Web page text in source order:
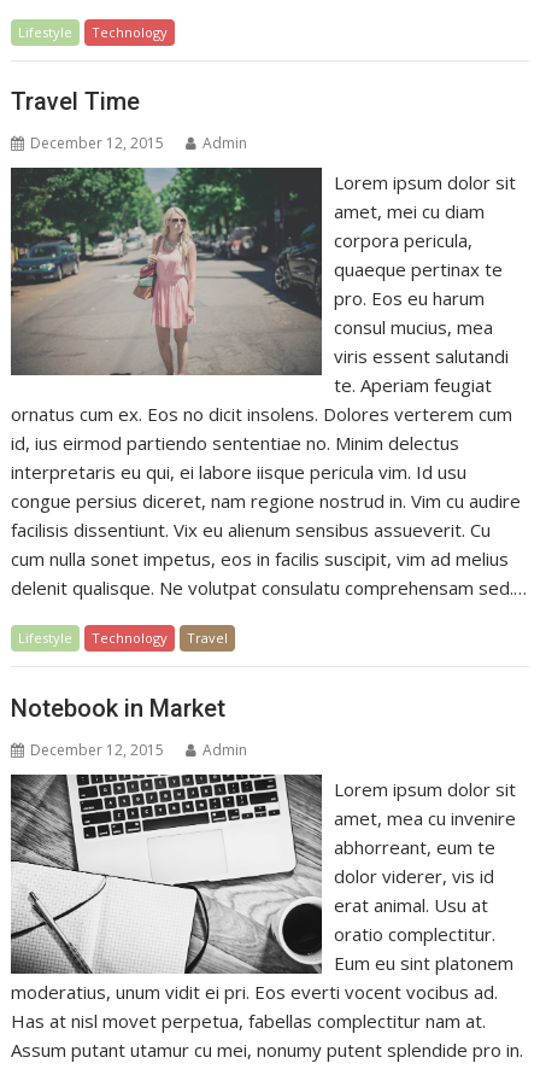
Lifestyle Technology
Travel Time
December 12, 2015 Admin
Lorem ipsum dolor sit
amet, mei cu diam
corpora pericula,
quaeque pertinax te
pro. Eos eu harum
consul mucius, mea
viris essent salutandi
te. Aperiam feugiat
ornatus cum ex. Eos no dicit insolens. Dolores verterem cum
id, ius eirmod partiendo sententiae no. Minim delectus
interpretaris eu qui, ei labore iisque pericula vim. Id usu
congue persius diceret, nam regione nostrud in. Vim cu audire
facilisis dissentiunt. Vix eu alienum sensibus assueverit. Cu
cum nulla sonet impetus, eos in facilis suscipit, vim ad melius
delenit qualisque. Ne volutpat consulatu comprehensam sed.…
Lifestyle Technology Travel
Notebook in Market
December 12, 2015 Admin
Lorem ipsum dolor sit
amet, mea cu invenire
abhorreant, eum te
dolor viderer, vis id
erat animal. Usu at
oratio complectitur.
Eum eu sint platonem
moderatius, unum vidit ei pri. Eos everti vocent vocibus ad.
Has at nisl movet perpetua, fabellas complectitur nam at.
Assum putant utamur cu mei, nonumy putent splendide pro in.